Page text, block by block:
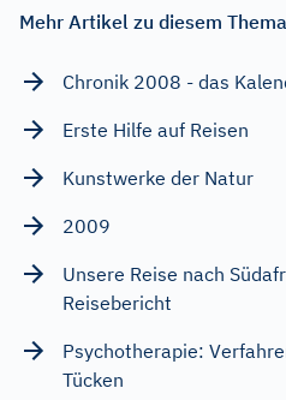
Mehr Artikel zu diesem Thema
Chronik 2008 - das
Erste Hilfe auf Reisen
Kunstwerke der Natur
2009
Unsere Reise nach
Reisebericht
Psychotherapie:
Tücken